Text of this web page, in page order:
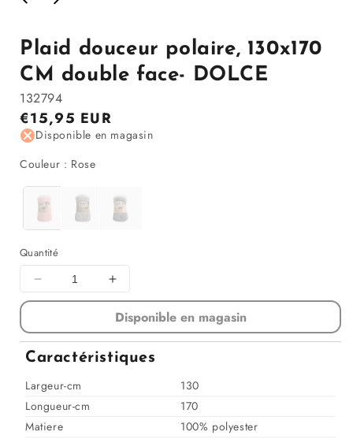
la
modale
Plaid douceur polaire, 130x170
CM double face- DOLCE
132794
Prix
régulier
€15,95 EUR
Disponible en magasin
Couleur : RoseCouleur
Quantité
Diminuer
la
pour
Plaid
polaire,
130x170
CM
double
Augmenter
la
quantité
pour
Plaid
douceur
Disponible en magasin
Caractéristiques
Largeur-cm
130
Longueur-cm
170
Matiere
100% polyester